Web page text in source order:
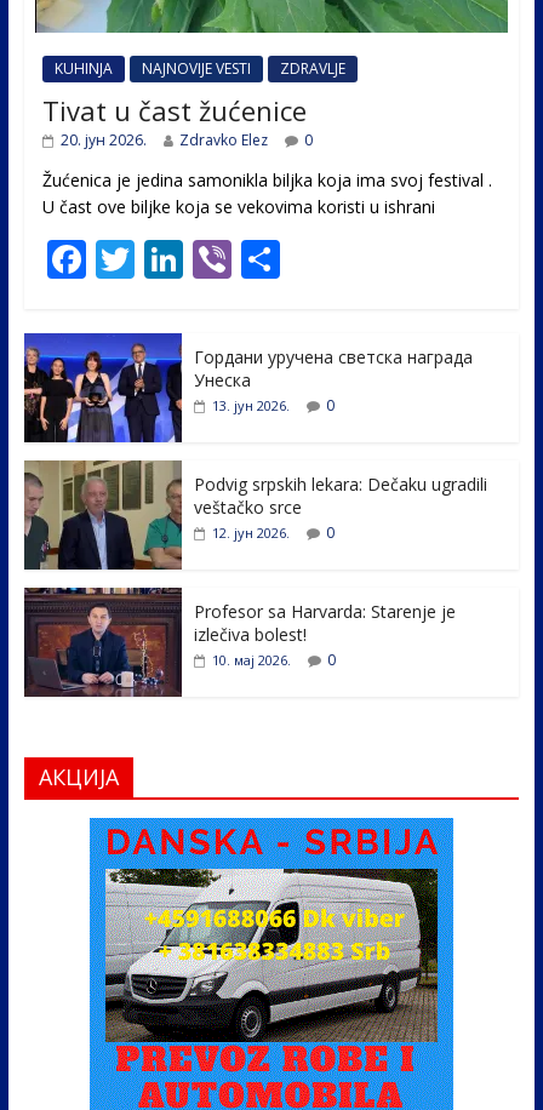
KUHINJA NAJNOVIJE VESTI ZDRAVLJE
Tivat u čast žućenice
20. јун 2026. Zdravko Elez 0
Žućenica je jedina samonikla biljka koja ima svoj festival .
U čast ovе biljke koja se vekovima koristi u ishrani
F
e
b
o
o
k
T
itt
er
Li
e
dI
Vi S
e
Гордани уручена светска награда
Унеска
13. јун 2026. 0
Podvig srpskih lekara: Dečaku ugradili
veštačko srce
12. јун 2026. 0
Profesor sa Harvarda: Starenje je
izlečiva bolest!
10. мај 2026. 0
АКЦИЈА